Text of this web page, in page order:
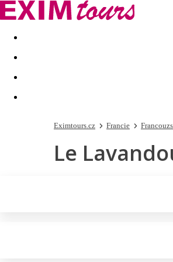
Akční nabídky Last minute
Eximtours.cz Francie
Le